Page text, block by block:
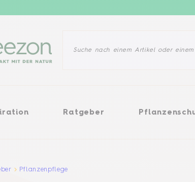
Ratgeber
InspirationRatgeberPflanzenschutz
Pflanzenpflege